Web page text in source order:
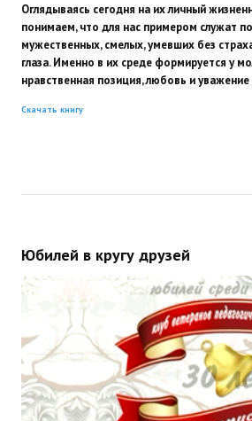
Оглядываясь сегодня на их личный
понимаем, что для нас примером служат
мужественных, смелых, умевших без
глаза. Именно в их среде формируется у
нравственная позиция, любовь и уважение
Скачать книгу
Юбилей в кругу друзей